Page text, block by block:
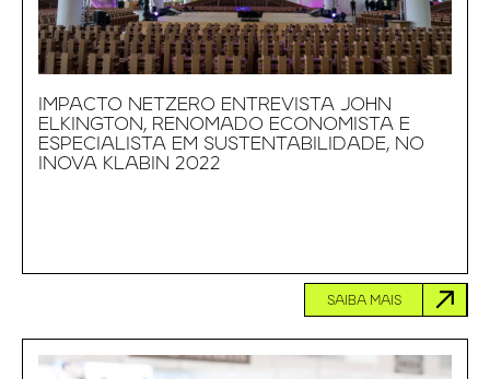
IMPACTO NETZERO ENTREVISTA JOHN
ELKINGTON, RENOMADO ECONOMISTA E
ESPECIALISTA EM SUSTENTABILIDADE, NO
INOVA KLABIN 2022
SAIBA MAIS